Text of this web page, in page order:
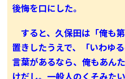
後悔を口にした。
すると、久保田は「俺も
置きしたうえで、「いわゆ
言葉があるなら、俺もあん
けだし。一般人のくそみた